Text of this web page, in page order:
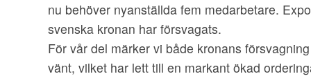
nu behöver nyanställda fem medarbetare.
svenska kronan har försvagats.
För vår del märker vi både kronans
vänt, vilket har lett till en markant ökad